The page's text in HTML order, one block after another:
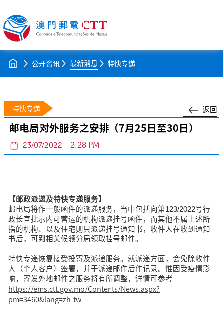
公开资讯 最新消息 特快专递
返回
特快专递
邮电局对外服务之安排（7月25日至30日）
23/07/2022 2:28 PM
【邮政派递及特快专递服务】
邮电局将作一般函件的派递服务，当中包括向第123/2022号行
政长官批示内可营运的机构派递挂号函件，而其他不属上述所
指的机构、以及住宅则只派递挂号通知书，收件人在收到通知
书后，可到相关候领分局领取挂号邮件。
特快专递恢复接受投寄及派递服务。就派递方面，会免除收件
人（个人客户）签署，并于派递邮件后作记录。惟因受疫情影
响，寄发外地邮件之服务将有所调整，详情可参考
https://ems.ctt.gov.mo/Contents/News.aspx?
pm=3460&lang=zh-tw